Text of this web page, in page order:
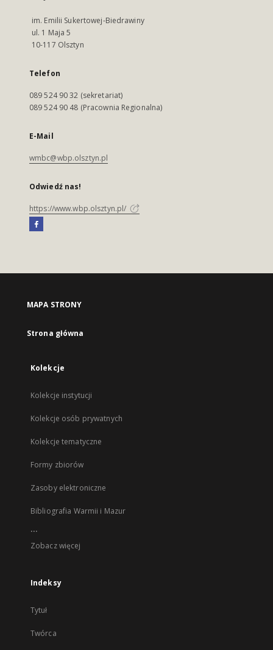
im. Emilii Sukertowej-Biedrawiny
ul. 1 Maja 5
10-117 Olsztyn
Telefon
089 524 90 32 (sekretariat)
089 524 90 48 (Pracownia Regionalna)
E-Mail
wmbc@wbp.olsztyn.pl
Odwiedź nas!
https://www.wbp.olsztyn.pl/
MAPA STRONY
Strona główna
Kolekcje
Kolekcje instytucji
Kolekcje osób prywatnych
Kolekcje tematyczne
Formy zbiorów
Zasoby elektroniczne
Bibliografia Warmii i Mazur
...
Zobacz więcej
Indeksy
Tytuł
Twórca